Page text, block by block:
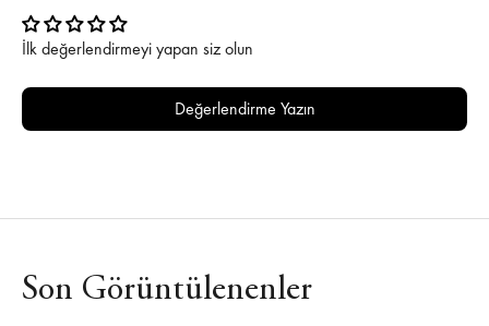
İlk değerlendirmeyi yapan siz olun
Değerlendirme Yazın
Son Görüntülenenler